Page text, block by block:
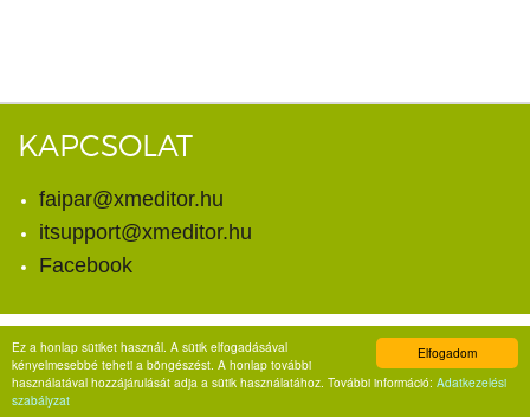
Elfogadom
Ez a honlap sütiket használ. A sütik elfogadásával
kényelmesebbé teheti a böngészést. A honlap további
használatával hozzájárulását adja a sütik használatához. További információ: Adatkezelési
szabályzat
KAPCSOLAT
faipar@xmeditor.hu
itsupport@xmeditor.hu
Facebook
© Copyright 2026. X-meditor Kft.
Minden jog fenntartva.